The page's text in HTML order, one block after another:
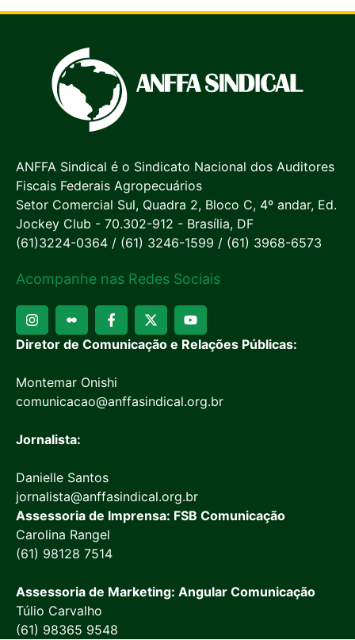
ANFFA Sindical é o Sindicato Nacional dos Auditores
Fiscais Federais Agropecuários
Setor Comercial Sul, Quadra 2, Bloco C, 4º andar, Ed.
Jockey Club - 70.302-912 - Brasília, DF
(61)3224-0364 / (61) 3246-1599 / (61) 3968-6573
Acompanhe nas Redes Sociais
Diretor de Comunicação e Relações Públicas:
Montemar Onishi
comunicacao@anffasindical.org.br
Jornalista:
Danielle Santos
jornalista@anffasindical.org.br
Assessoria de Imprensa: FSB Comunicação
Carolina Rangel
(61) 98128 7514
Assessoria de Marketing: Angular Comunicação
Túlio Carvalho
(61) 98365 9548